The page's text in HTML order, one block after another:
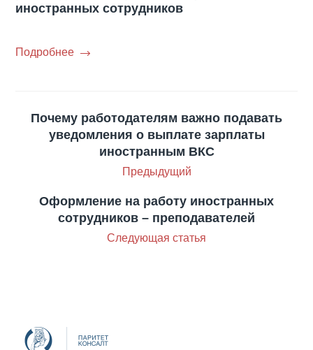
иностранных сотрудников
Подробнее
Почему работодателям важно подавать
уведомления о выплате зарплаты
иностранным ВКС
Предыдущий
Оформление на работу иностранных
сотрудников – преподавателей
Следующая статья